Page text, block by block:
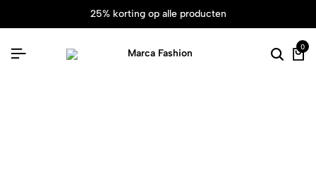
25% korting op alle producten
0